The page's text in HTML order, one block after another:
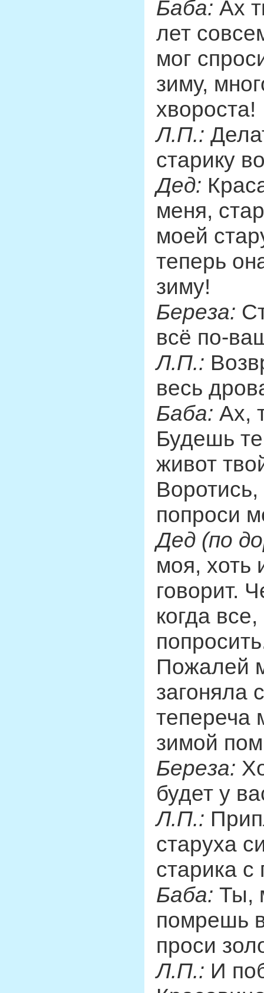
Баба: Ах
лет
мог
зиму,
хвороста!
Л.П.:
старику
Дед:
меня,
моей
теперь
зиму!
Береза:
всё по-
Л.П.:
весь
Баба: Ах,
Будешь
живот
попроси
Дед (по
моя, хоть
говорит.
когда
Пожалей
загоняла
тепереча
зимой
Береза:
будет у
Л.П.:
старуха
старика с
Баба: Ты,
помрешь
проси
Л.П.: И